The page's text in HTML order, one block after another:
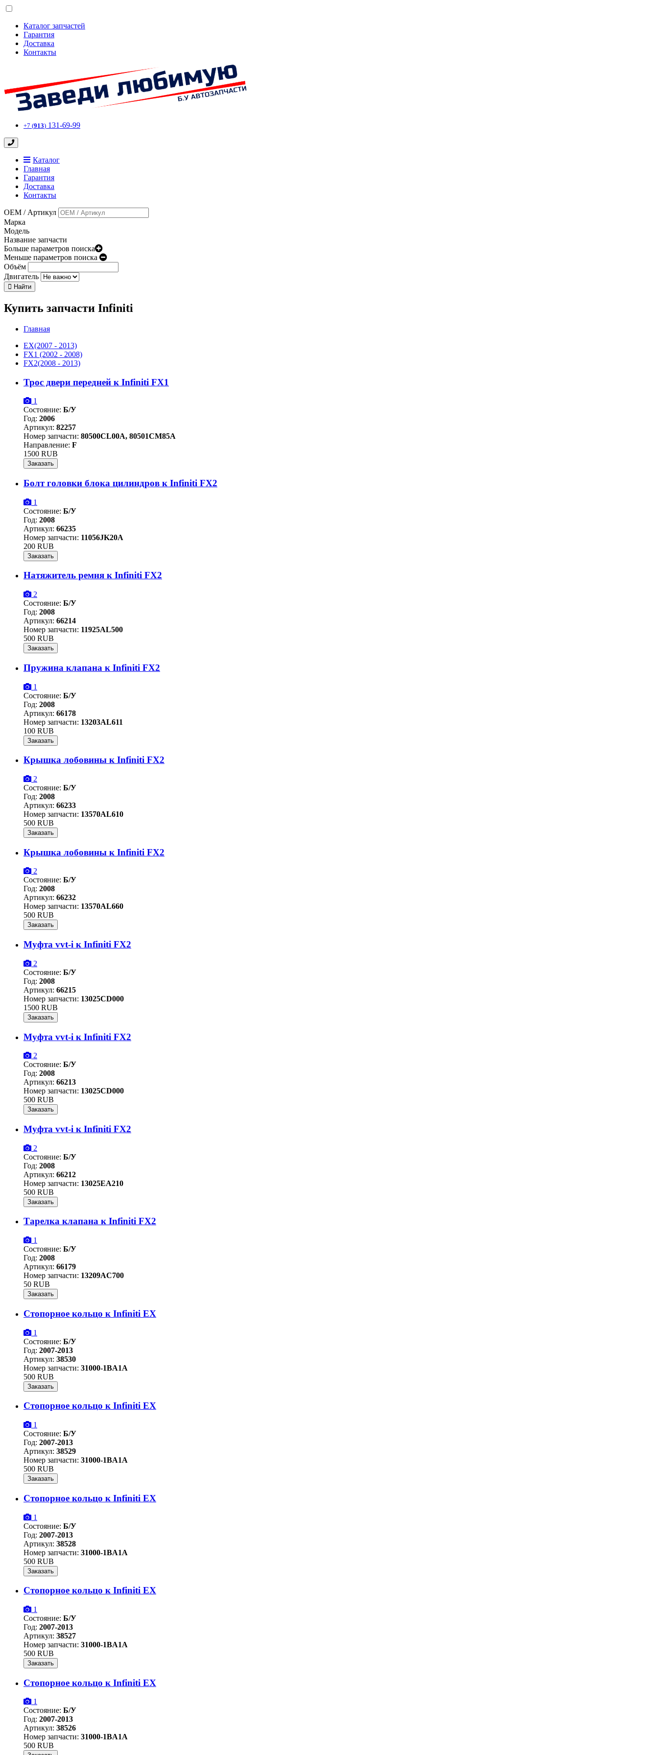
Каталог запчастей
Гарантия
Доставка
Контакты
+7 (913) 131-69-99
Каталог
Главная
Гарантия
Доставка
Контакты
OEM / Артикул
Марка
Модель
Название запчасти
Больше параметров поиска
Меньше параметров поиска
Объём
Двигатель
Найти
Купить запчасти Infiniti
Главная
EX(2007 - 2013)
FX1 (2002 - 2008)
FX2(2008 - 2013)
Трос двери передней к Infiniti FX1
1
Состояние: Б/У
Год: 2006
Артикул: 82257
Номер запчасти: 80500CL00A, 80501CM85A
Направление: F
1500 RUB
Заказать
Болт головки блока цилиндров к Infiniti FX2
1
Состояние: Б/У
Год: 2008
Артикул: 66235
Номер запчасти: 11056JK20A
200 RUB
Заказать
Натяжитель ремня к Infiniti FX2
2
Состояние: Б/У
Год: 2008
Артикул: 66214
Номер запчасти: 11925AL500
500 RUB
Заказать
Пружина клапана к Infiniti FX2
1
Состояние: Б/У
Год: 2008
Артикул: 66178
Номер запчасти: 13203AL611
100 RUB
Заказать
Крышка лобовины к Infiniti FX2
2
Состояние: Б/У
Год: 2008
Артикул: 66233
Номер запчасти: 13570AL610
500 RUB
Заказать
Крышка лобовины к Infiniti FX2
2
Состояние: Б/У
Год: 2008
Артикул: 66232
Номер запчасти: 13570AL660
500 RUB
Заказать
Муфта vvt-i к Infiniti FX2
2
Состояние: Б/У
Год: 2008
Артикул: 66215
Номер запчасти: 13025CD000
1500 RUB
Заказать
Муфта vvt-i к Infiniti FX2
2
Состояние: Б/У
Год: 2008
Артикул: 66213
Номер запчасти: 13025CD000
500 RUB
Заказать
Муфта vvt-i к Infiniti FX2
2
Состояние: Б/У
Год: 2008
Артикул: 66212
Номер запчасти: 13025EA210
500 RUB
Заказать
Тарелка клапана к Infiniti FX2
1
Состояние: Б/У
Год: 2008
Артикул: 66179
Номер запчасти: 13209AC700
50 RUB
Заказать
Стопорное кольцо к Infiniti EX
1
Состояние: Б/У
Год: 2007-2013
Артикул: 38530
Номер запчасти: 31000-1BA1A
500 RUB
Заказать
Стопорное кольцо к Infiniti EX
1
Состояние: Б/У
Год: 2007-2013
Артикул: 38529
Номер запчасти: 31000-1BA1A
500 RUB
Заказать
Стопорное кольцо к Infiniti EX
1
Состояние: Б/У
Год: 2007-2013
Артикул: 38528
Номер запчасти: 31000-1BA1A
500 RUB
Заказать
Стопорное кольцо к Infiniti EX
1
Состояние: Б/У
Год: 2007-2013
Артикул: 38527
Номер запчасти: 31000-1BA1A
500 RUB
Заказать
Стопорное кольцо к Infiniti EX
1
Состояние: Б/У
Год: 2007-2013
Артикул: 38526
Номер запчасти: 31000-1BA1A
500 RUB